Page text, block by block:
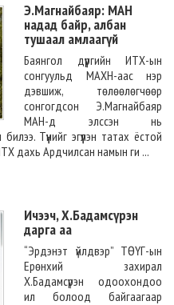
Э.Магнайбаяр: МАН
надад байр, албан
тушаал амлаагүй
Баянгол дүүргийн ИТХ-ын
сонгуульд МАХН-аас нэр
дэвшиж, төлөөлөгчөөр
сонгогдсон Э.Магнайбаяр
МАН-д элссэн нь
Түүнийг эгүүлэн татах ёстой
дахь Ардчилсан намын ги ...
Ичээч, Х.Бадамсүрэн
дарга аа
“Эрдэнэт үйлдвэр” ТӨҮГ-ын
Ерөнхий захирал
Х.Бадамсүрэн одоохондоо
ил болоод байгаагаар